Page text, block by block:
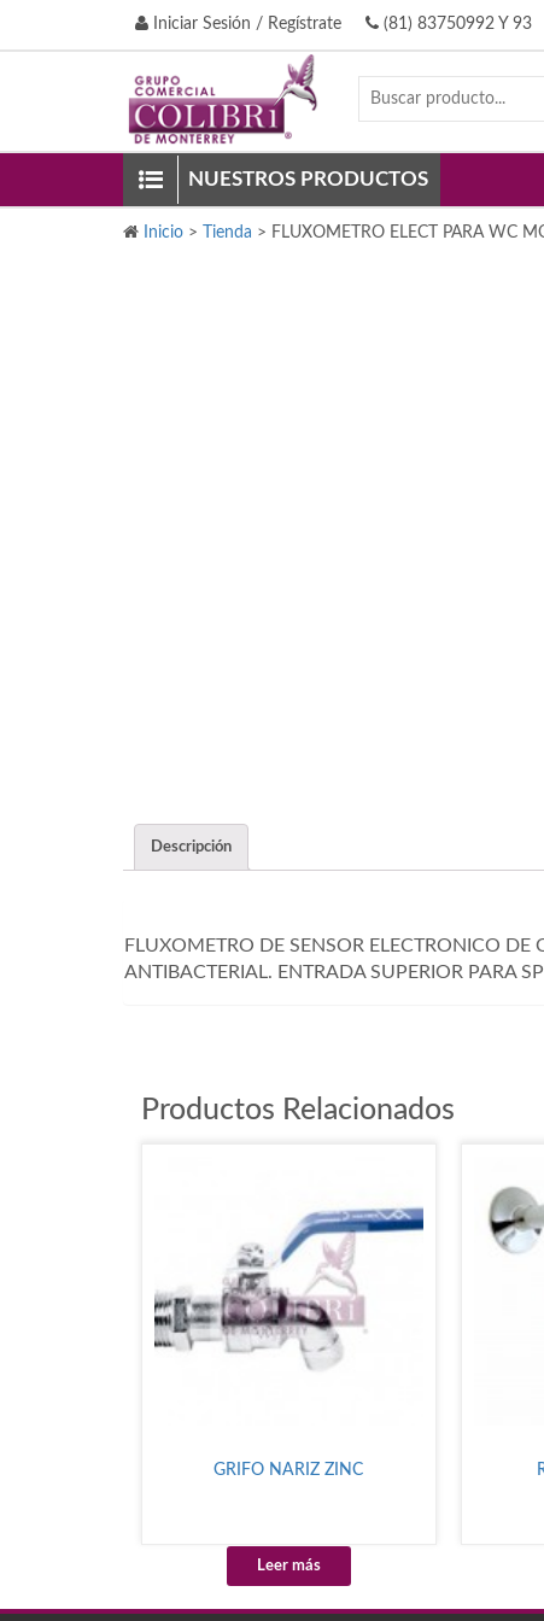
Iniciar Sesión / Regístrate (81) 83750992 Y 93
NUESTROS PRODUCTOS
Inicio > Tienda > FLUXOMETRO ELECT PARA WC
Descripción
FLUXOMETRO DE SENSOR ELECTRONICO
ANTIBACTERIAL. ENTRADA SUPERIOR PARA
Productos Relacionados
GRIFO NARIZ ZINC
Leer más